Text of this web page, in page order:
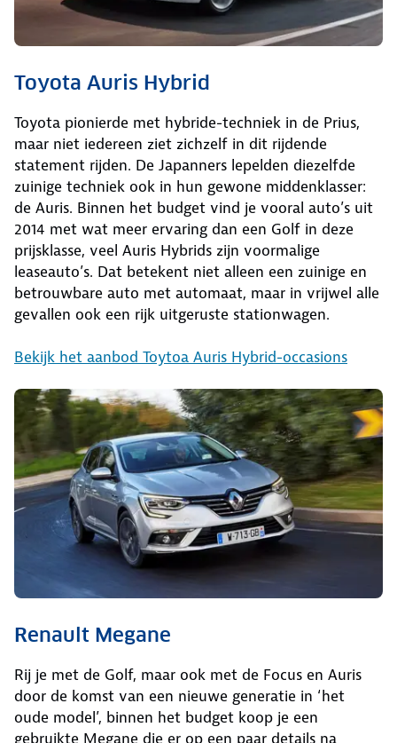
Toyota Auris Hybrid
Toyota pionierde met hybride-techniek in de Prius,
maar niet iedereen ziet zichzelf in dit rijdende
statement rijden. De Japanners lepelden diezelfde
zuinige techniek ook in hun gewone middenklasser:
de Auris. Binnen het budget vind je vooral auto’s uit
2014 met wat meer ervaring dan een Golf in deze
prijsklasse, veel Auris Hybrids zijn voormalige
leaseauto’s. Dat betekent niet alleen een zuinige en
betrouwbare auto met automaat, maar in vrijwel alle
gevallen ook een rijk uitgeruste stationwagen.
Bekijk het aanbod Toytoa Auris Hybrid-occasions
Renault Megane
Rij je met de Golf, maar ook met de Focus en Auris
door de komst van een nieuwe generatie in ‘het
oude model’, binnen het budget koop je een
gebruikte Megane die er op een paar details na